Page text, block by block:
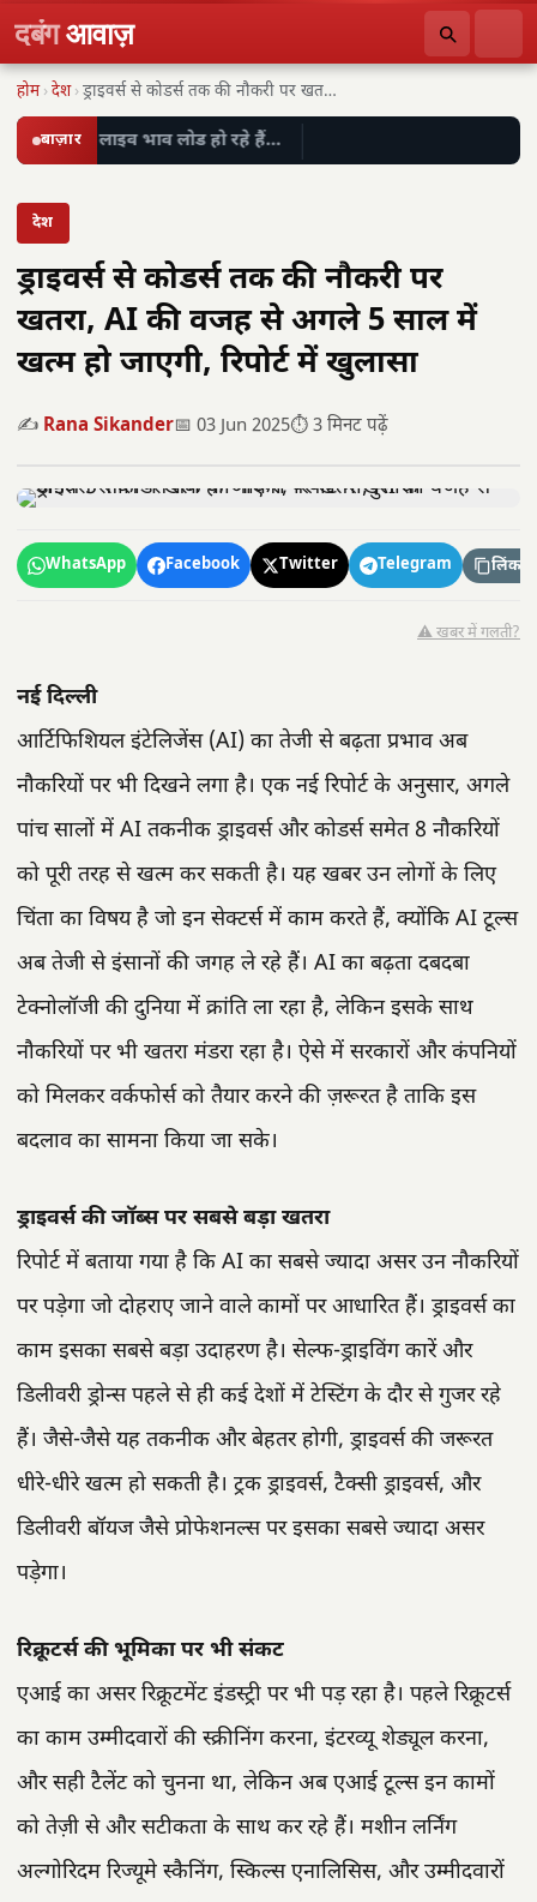
दबंगआवाज़
होम ›देश › ड्राइवर्स से कोडर्स तक की नौकरी पर खतरा,…
बाज़ार लाइव भाव लोड हो रहे हैं…
देश
ड्राइवर्स से कोडर्स तक की नौकरी पर
खतरा, AI की वजह से अगले 5 साल में
खत्म हो जाएगी, रिपोर्ट में खुलासा
✍️ Rana Sikander📅 03 Jun 2025⏱️ 3 मिनट पढ़ें
WhatsApp Facebook Twitter Telegram लिंक
⚠️ खबर में गलती?
नई दिल्ली
आर्टिफिशियल इंटेलिजेंस (AI) का तेजी से बढ़ता प्रभाव अब
नौकरियों पर भी दिखने लगा है। एक नई रिपोर्ट के अनुसार, अगले
पांच सालों में AI तकनीक ड्राइवर्स और कोडर्स समेत 8 नौकरियों
को पूरी तरह से खत्म कर सकती है। यह खबर उन लोगों के लिए
चिंता का विषय है जो इन सेक्टर्स में काम करते हैं, क्योंकि AI टूल्स
अब तेजी से इंसानों की जगह ले रहे हैं। AI का बढ़ता दबदबा
टेक्नोलॉजी की दुनिया में क्रांति ला रहा है, लेकिन इसके साथ
नौकरियों पर भी खतरा मंडरा रहा है। ऐसे में सरकारों और कंपनियों
को मिलकर वर्कफोर्स को तैयार करने की ज़रूरत है ताकि इस
बदलाव का सामना किया जा सके।
ड्राइवर्स की जॉब्स पर सबसे बड़ा खतरा
रिपोर्ट में बताया गया है कि AI का सबसे ज्यादा असर उन नौकरियों
पर पड़ेगा जो दोहराए जाने वाले कामों पर आधारित हैं। ड्राइवर्स का
काम इसका सबसे बड़ा उदाहरण है। सेल्फ-ड्राइविंग कारें और
डिलीवरी ड्रोन्स पहले से ही कई देशों में टेस्टिंग के दौर से गुजर रहे
हैं। जैसे-जैसे यह तकनीक और बेहतर होगी, ड्राइवर्स की जरूरत
धीरे-धीरे खत्म हो सकती है। ट्रक ड्राइवर्स, टैक्सी ड्राइवर्स, और
डिलीवरी बॉयज जैसे प्रोफेशनल्स पर इसका सबसे ज्यादा असर
पड़ेगा।
रिक्रूटर्स की भूमिका पर भी संकट
एआई का असर रिक्रूटमेंट इंडस्ट्री पर भी पड़ रहा है। पहले रिक्रूटर्स
का काम उम्मीदवारों की स्क्रीनिंग करना, इंटरव्यू शेड्यूल करना,
और सही टैलेंट को चुनना था, लेकिन अब एआई टूल्स इन कामों
को तेज़ी से और सटीकता के साथ कर रहे हैं। मशीन लर्निंग
अल्गोरिदम रिज्यूमे स्कैनिंग, स्किल्स एनालिसिस, और उम्मीदवारों